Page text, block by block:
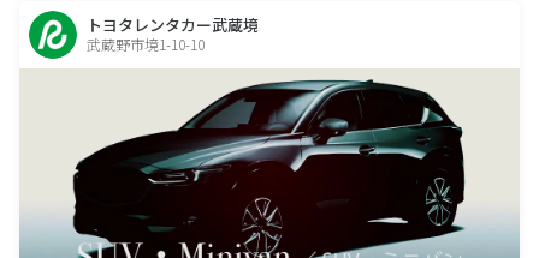
トヨタレンタカー武蔵境
武蔵野市境1-10-10